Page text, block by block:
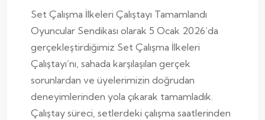
Set Çalışma İlkeleri Çalıştayı Tamamlandı
Oyuncular Sendikası olarak 5 Ocak 2026’da
gerçekleştirdiğimiz Set Çalışma İlkeleri
Çalıştayı’nı, sahada karşılaşılan gerçek
sorunlardan ve üyelerimizin doğrudan
deneyimlerinden yola çıkarak tamamladık.
Çalıştay süreci, setlerdeki çalışma saatlerinden